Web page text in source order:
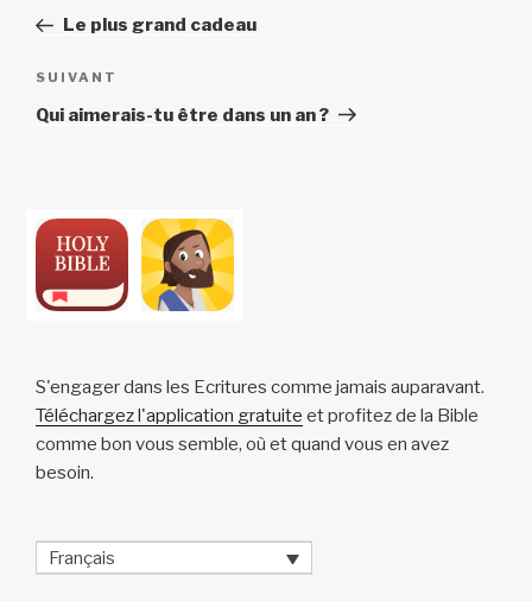
l’article
précédent
Le plus grand cadeau
Article
suivant
SUIVANT
Qui aimerais-tu être dans un an ?
S'engager dans les Ecritures comme jamais auparavant.
Téléchargez l'application gratuite et profitez de la Bible
comme bon vous semble, où et quand vous en avez
besoin.
Français